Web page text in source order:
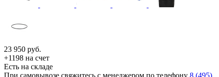
23 950 руб.
+1198 на счет
Есть на складе
При самовывозе свяжитесь с менеджером по телефону 8 (495)